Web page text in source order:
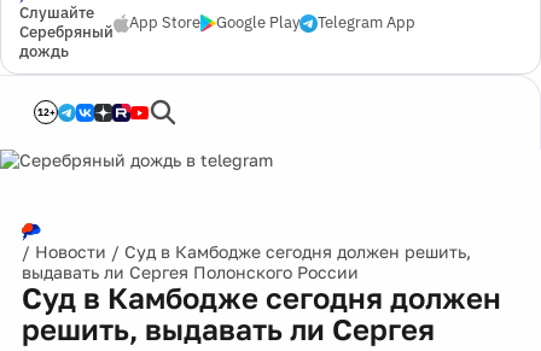
Слушайте
Серебряный
дождь
App Store Google Play Telegram App
12+
/ Новости / Суд в Камбодже сегодня должен решить,
выдавать ли Сергея Полонского России
Суд в Камбодже сегодня должен
решить, выдавать ли Сергея